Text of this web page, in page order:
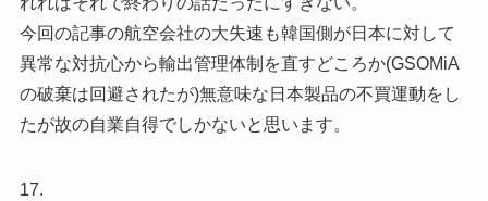
今回の記事の航空会社の大失速も韓国側が日本に対して
異常な対抗心から輸出管理体制を直すどころか(GSOMiA
の破棄は回避されたが)無意味な日本製品の不買運動をし
たが故の自業自得でしかないと思います。
17.